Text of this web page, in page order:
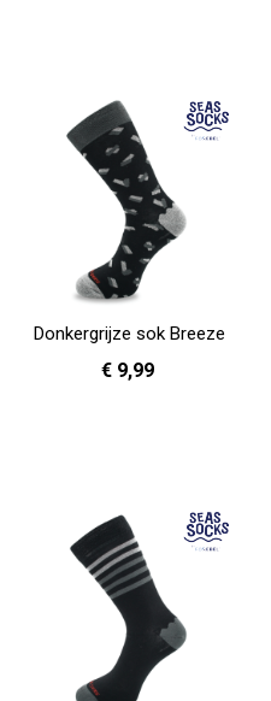
Donkergrijze sok Breeze
€ 9,99